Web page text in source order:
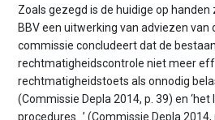
Zoals gezegd is de huidige op
BBV een uitwerking van adviezen van
commissie concludeert dat de
rechtmatigheidscontrole niet meer
rechtmatigheidstoets als onnodig
(Commissie Depla 2014, p. 39) en
procedures...’ (Commissie Depla 2014,